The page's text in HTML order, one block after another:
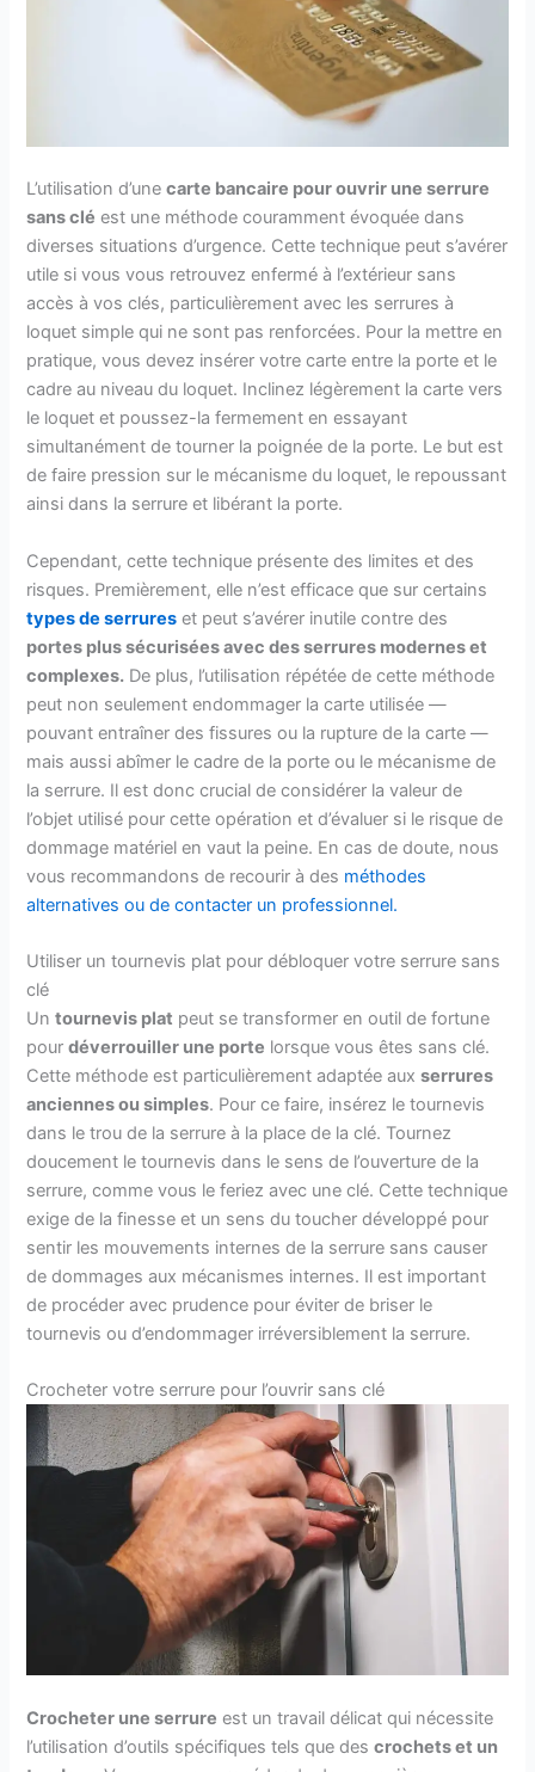
L’utilisation d’unecarte bancaire pour ouvrir une serrure
sans clé est une méthode couramment évoquée dans
diverses situations d’urgence. Cette technique peut s’avérer
utile si vous vous retrouvez enfermé à l’extérieur sans
accès à vos clés, particulièrement avec les serrures à
loquet simple qui ne sont pas renforcées. Pour la mettre en
pratique, vous devez insérer votre carte entre la porte et le
cadre au niveau du loquet. Inclinez légèrement la carte vers
le loquet et poussez-la fermement en essayant
simultanément de tourner la poignée de la porte. Le but est
de faire pression sur le mécanisme du loquet, le repoussant
ainsi dans la serrure et libérant la porte.
Cependant, cette technique présente des limites et des
risques. Premièrement, elle n’est efficace que sur certains
types de serrures et peut s’avérer inutile contre des
portes plus sécurisées avec des serrures modernes et
complexes. De plus, l’utilisation répétée de cette méthode
peut non seulement endommager la carte utilisée —
pouvant entraîner des fissures ou la rupture de la carte —
mais aussi abîmer le cadre de la porte ou le mécanisme de
la serrure. Il est donc crucial de considérer la valeur de
l’objet utilisé pour cette opération et d’évaluer si le risque de
dommage matériel en vaut la peine. En cas de doute, nous
vous recommandons de recourir à des méthodes
alternatives ou de contacter un professionnel.
Utiliser un tournevis plat pour débloquer votre serrure sans
clé
Untournevis plat peut se transformer en outil de fortune
pourdéverrouiller une porte lorsque vous êtes sans clé.
Cette méthode est particulièrement adaptée auxserrures
anciennes ou simples. Pour ce faire, insérez le tournevis
dans le trou de la serrure à la place de la clé. Tournez
doucement le tournevis dans le sens de l’ouverture de la
serrure, comme vous le feriez avec une clé. Cette technique
exige de la finesse et un sens du toucher développé pour
sentir les mouvements internes de la serrure sans causer
de dommages aux mécanismes internes. Il est important
de procéder avec prudence pour éviter de briser le
tournevis ou d’endommager irréversiblement la serrure.
Crocheter votre serrure pour l’ouvrir sans clé
Crocheter une serrure est un travail délicat qui nécessite
l’utilisation d’outils spécifiques tels que descrochets et un